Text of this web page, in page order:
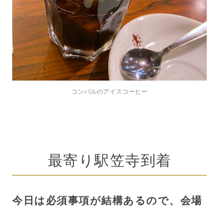
コンパルのアイスコーヒー
最寄り駅笠寺到着
今日は必須事項が結構あるので、会場